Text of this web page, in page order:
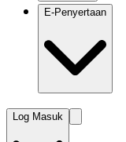
E-Penyertaan
Log Masuk